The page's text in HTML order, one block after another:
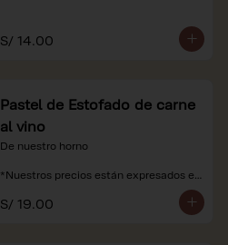
S/ 14.00
Pastel de Estofado de carne
al vino
De nuestro horno
*Nuestros precios están expresados en
recargo al consumo.
S/ 19.00